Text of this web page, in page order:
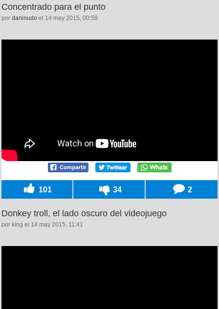
Concentrado para el punto
por daninudo el 14 may 2015, 00:59
101 34 2
Donkey troll, el lado oscuro del videojuego
por king el 14 may 2015, 11:41